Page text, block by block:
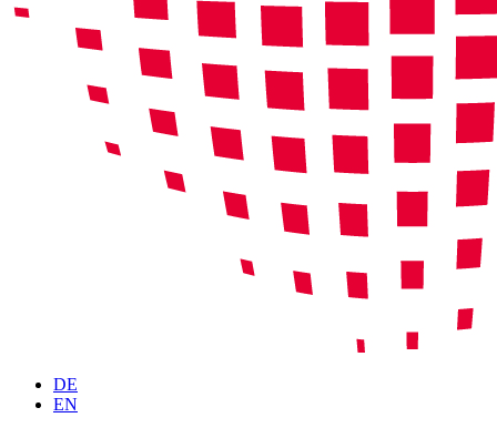
DE
EN